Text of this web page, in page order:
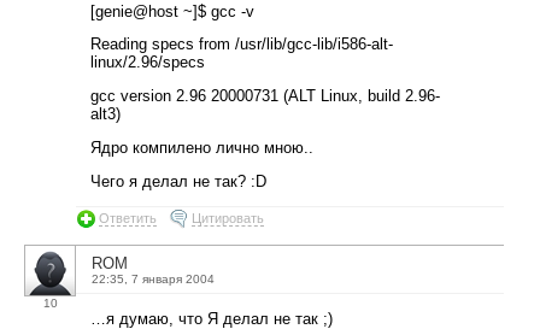
[genie@host ~]$ gcc -v
Reading specs from /usr/lib/gcc-lib/i586-alt-
linux/2.96/specs
gcc version 2.96 20000731 (ALT Linux, build 2.96-
alt3)
Ядро компилено лично мною..
Чего я делал не так? :D
Ответить Цитировать
10
ROM
22:35, 7 января 2004
…я думаю, что Я делал не так ;)